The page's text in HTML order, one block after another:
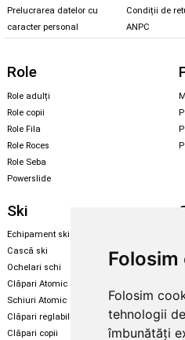
Folosim
tehnologii
îmbunătăți
Prelucrarea datelor cu
caracter personal
Condiții de
ANPC
Role
Role adulți
Role copii
Role Fila
Role Roces
Role Seba
Powerslide
Ski
Echipament ski
Cască ski
Ochelari schi
Clăpari Atomic
Schiuri Atomic
Clăpari reglabili
Clăpari copii